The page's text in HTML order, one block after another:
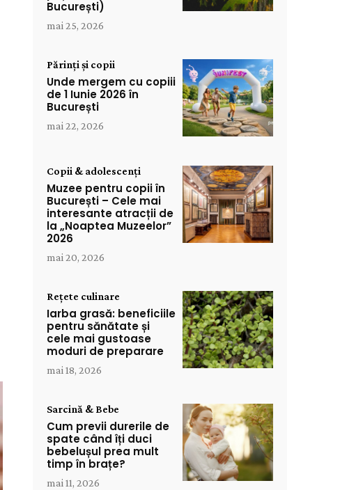
București)
mai 25, 2026
Părinți și copii
Unde mergem cu copiii
de 1 Iunie 2026 în
București
mai 22, 2026
Copii & adolescenți
Muzee pentru copii în
București – Cele mai
interesante atracții de
la „Noaptea Muzeelor”
2026
mai 20, 2026
Rețete culinare
Iarba grasă: beneficiile
pentru sănătate și
cele mai gustoase
moduri de preparare
mai 18, 2026
Sarcină & Bebe
Cum previi durerile de
spate când îți duci
bebelușul prea mult
timp în brațe?
mai 11, 2026